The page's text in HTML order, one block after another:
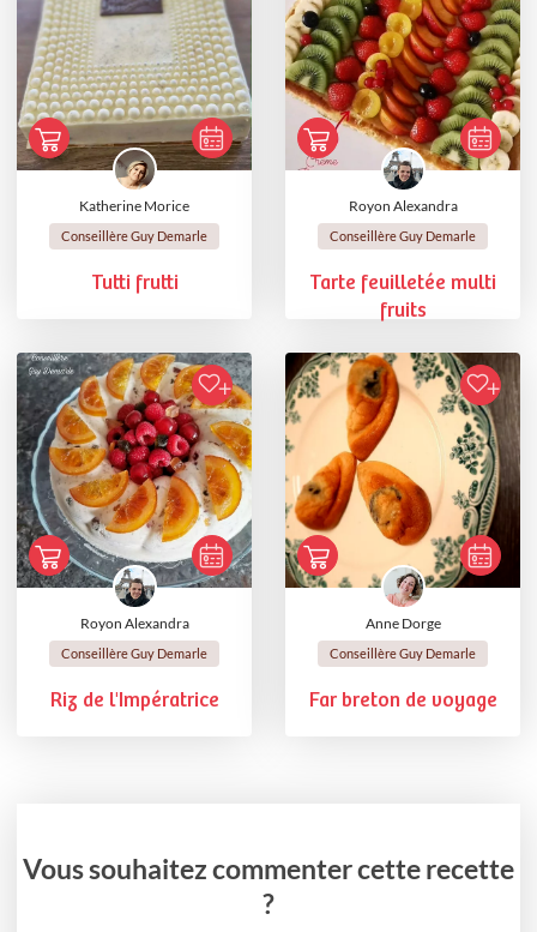
Katherine Morice
Conseillère Guy Demarle
Tutti frutti
Royon Alexandra
Conseillère Guy Demarle
Tarte feuilletée multi
fruits
Royon Alexandra
Conseillère Guy Demarle
Riz de l'Impératrice
Anne Dorge
Conseillère Guy Demarle
Far breton de voyage
Vous souhaitez commenter cette recette
?